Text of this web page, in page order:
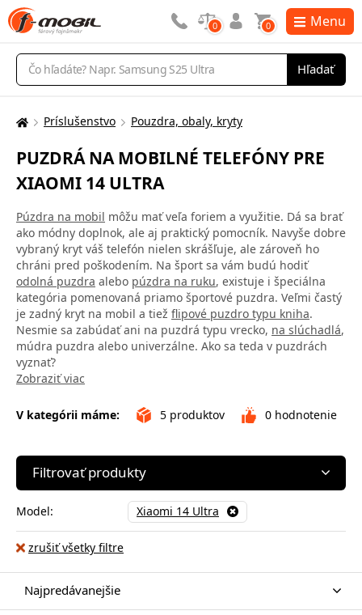
Vyhľadávanie
Hľadať
0 0 Menu
Tu
nachádzate:
Príslušenstvo Pouzdra, obaly, kryty
PUZDRÁ NA MOBILNÉ TELEFÓNY PRE
XIAOMI 14 ULTRA
Púzdra na mobil môžu mať veľa foriem a využitie. Dá sa brať
ako módny doplnok, ale aj praktický pomocník. Navyše dobre
vybraný kryt váš telefón nielen skrášľuje, ale zároveň ho
chráni pred poškodením. Na šport sa vám budú hodiť
odolná puzdra alebo púzdra na ruku, existuje i špeciálna
kategória pomenovaná priamo športové puzdra. Veľmi častý
je zadný kryt na mobil a tiež flipové puzdro typu kniha.
Nesmie sa zabúdať ani na puzdrá typu vrecko, na slúchadlá,
múdra puzdra alebo univerzálne. Ako sa teda v puzdrách
vyznať?
Zobraziť viac
V kategórii máme: 5 produktov 0 hodnotenie
Filtrovať produkty
Model: Xiaomi 14 Ultra
zrušiť všetky filtre
Najpredávanejšie